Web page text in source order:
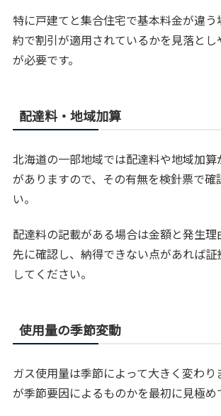
特に戸建てと集合住宅で基本料金が違
約で割引が適用されているかを見落とし
が必要です。
配達料・地域加算
北海道の一部地域では配達料や地域加算
がありますので、その有無を検針票で確
い。
配達料の記載がある場合は金額と発生
先に確認し、納得できない点があれば証
してください。
使用量の季節変動
ガス使用量は季節によって大きく変わり
が季節要因によるものかを最初に見極め